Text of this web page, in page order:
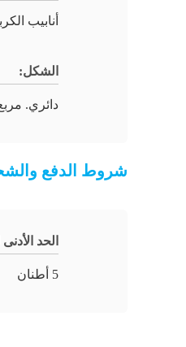
أنابيب
الشكل:
دائري.
شروط الدفع
الحد
5 أطنان